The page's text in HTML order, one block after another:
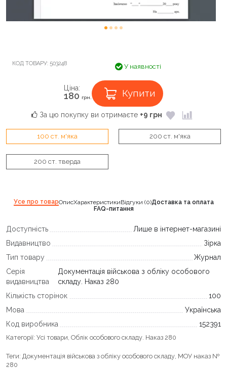
КОД ТОВАРУ: 503248 У наявності
Ціна:
180 грн. Купити
За цю покупку ви отримаєте +9 грн
100 ст. м'яка 200 ст. м'яка
200 ст. тверда
Усе про товарОписХарактеристикиВідгуки (0)Доставка та оплата
FAQ-питання
Доступність
Лише в інтернет-магазині
Видавництво
Зірка
Тип товару
Журнал
Серія
видавництва
Документація військова з обліку особового
складу. Наказ 280
Кількість сторінок
100
Мова
Українська
Код виробника
152391
Категорії: Усі товари Облік особового складу. Наказ 280
Теги: Документація військова з обліку особового складу МОУ наказ №
280